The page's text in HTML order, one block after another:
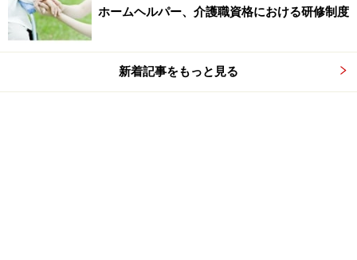
ホームヘルパー、介護職資格における研修制度
新着記事をもっと見る